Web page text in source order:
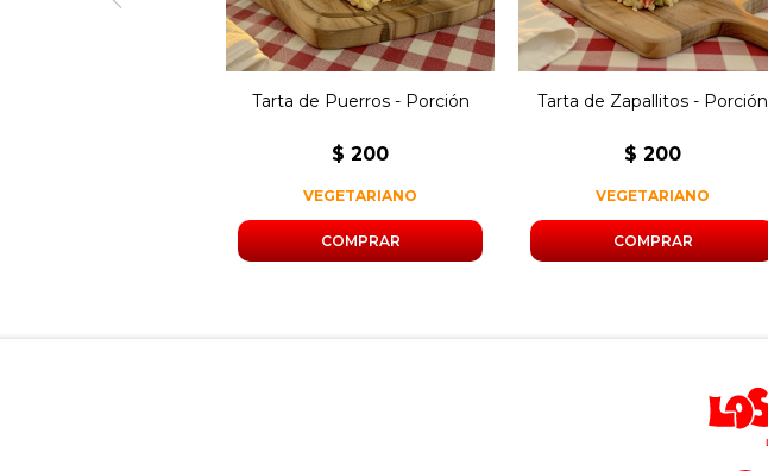
Tarta de Puerros - Porción
$ 200
VEGETARIANO
Tarta de Zapallitos - Porción
$ 200
VEGETARIANO